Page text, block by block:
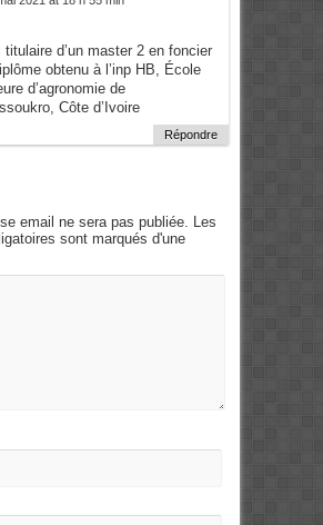
d’un master 2 en foncier
obtenu à l’inp HB, École
d’agronomie de
Côte d’Ivoire
Répondre
email ne sera pas publiée. Les
sont marqués d'une